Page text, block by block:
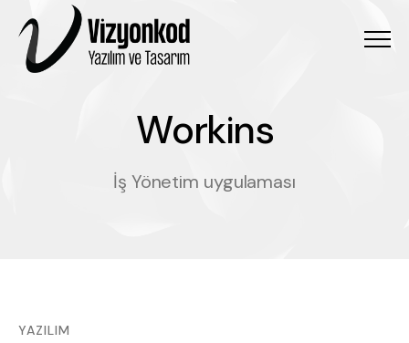
Workins
Workins
İş Yönetim uygulaması
YAZILIM